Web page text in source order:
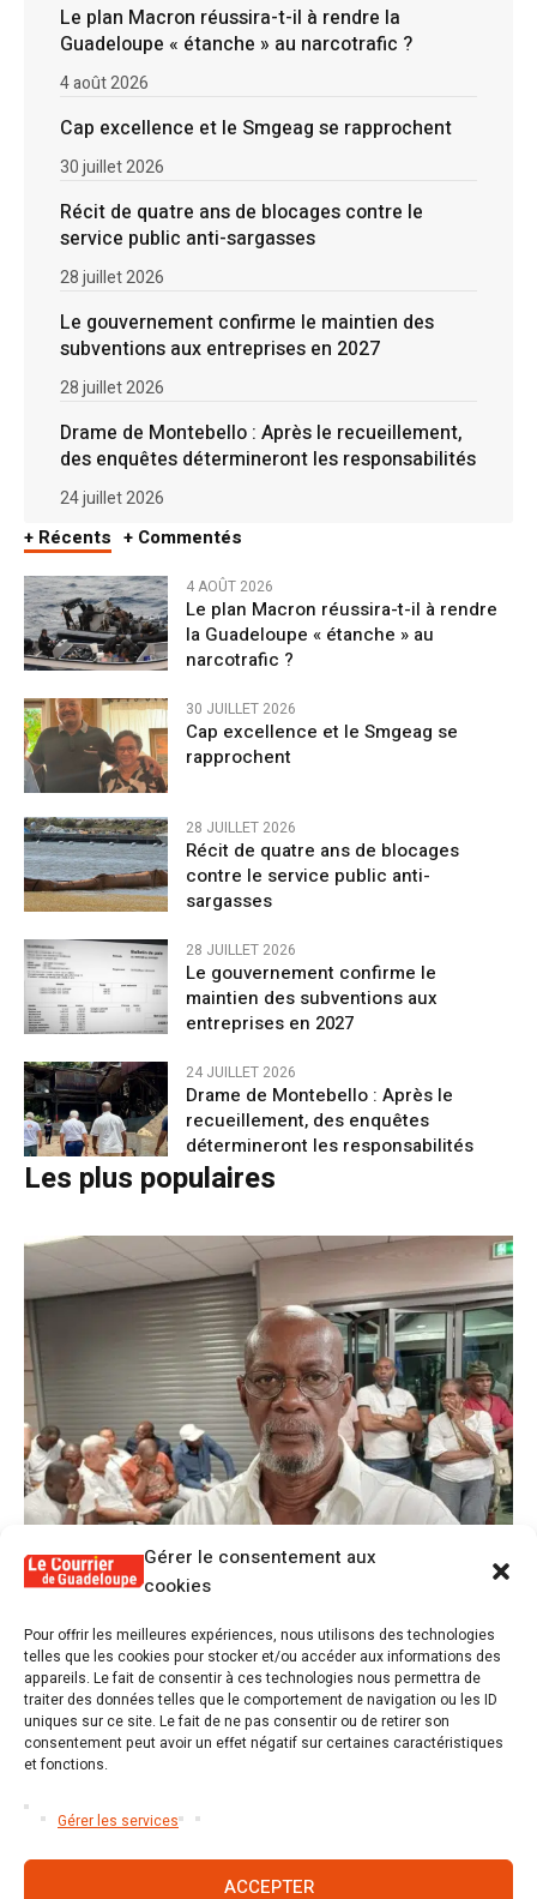
Gérer le consentement aux
cookies
Pour offrir les meilleures expériences, nous utilisons des technologies
telles que les cookies pour stocker et/ou accéder aux informations des
appareils. Le fait de consentir à ces technologies nous permettra de
traiter des données telles que le comportement de navigation ou les ID
uniques sur ce site. Le fait de ne pas consentir ou de retirer son
consentement peut avoir un effet négatif sur certaines caractéristiques
et fonctions.
Gérer les services
ACCEPTER
Le plan Macron réussira-t-il à rendre la
Guadeloupe « étanche » au narcotrafic ?
4 août 2026
Cap excellence et le Smgeag se rapprochent
30 juillet 2026
Récit de quatre ans de blocages contre le
service public anti-sargasses
28 juillet 2026
Le gouvernement confirme le maintien des
subventions aux entreprises en 2027
28 juillet 2026
Drame de Montebello : Après le recueillement,
des enquêtes détermineront les responsabilités
24 juillet 2026
+ Récents + Commentés
4 AOÛT 2026
Le plan Macron réussira-t-il à rendre
la Guadeloupe « étanche » au
narcotrafic ?
30 JUILLET 2026
Cap excellence et le Smgeag se
rapprochent
28 JUILLET 2026
Récit de quatre ans de blocages
contre le service public anti-
sargasses
28 JUILLET 2026
Le gouvernement confirme le
maintien des subventions aux
entreprises en 2027
24 JUILLET 2026
Drame de Montebello : Après le
recueillement, des enquêtes
détermineront les responsabilités
Les plus populaires
1 Alex Lollia : « Cédric Cornet développait
une forme de populisme qui aurait pu se
transformer en macoutisme »
2